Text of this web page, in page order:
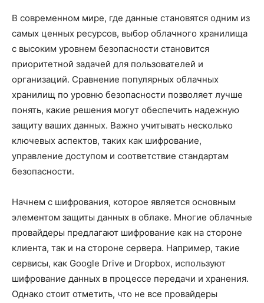
В современном мире, где данные становятся одним из
самых ценных ресурсов, выбор облачного хранилища
с высоким уровнем безопасности становится
приоритетной задачей для пользователей и
организаций. Сравнение популярных облачных
хранилищ по уровню безопасности позволяет лучше
понять, какие решения могут обеспечить надежную
защиту ваших данных. Важно учитывать несколько
ключевых аспектов, таких как шифрование,
управление доступом и соответствие стандартам
безопасности.
Начнем с шифрования, которое является основным
элементом защиты данных в облаке. Многие облачные
провайдеры предлагают шифрование как на стороне
клиента, так и на стороне сервера. Например, такие
сервисы, как Google Drive и Dropbox, используют
шифрование данных в процессе передачи и хранения.
Однако стоит отметить, что не все провайдеры